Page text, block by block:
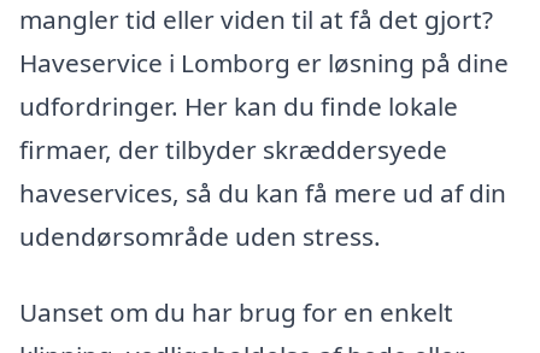
mangler tid eller viden til at få det gjort?
Haveservice i Lomborg er løsning på dine
udfordringer. Her kan du finde lokale
firmaer, der tilbyder skræddersyede
haveservices, så du kan få mere ud af din
udendørsområde uden stress.
Uanset om du har brug for en enkelt